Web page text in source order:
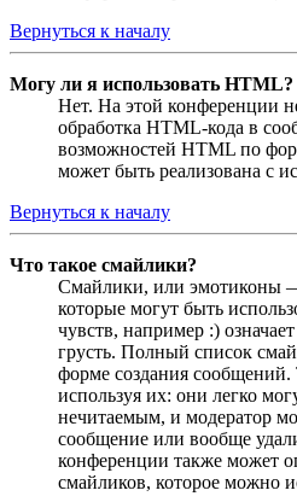
Вернуться к началу
Могу ли я использовать HTML?
Нет. На этой конференции
обработка HTML-кода в
возможностей HTML по
может быть реализована с
Вернуться к началу
Что такое смайлики?
Смайлики, или эмотиконы
которые могут быть
чувств, например :)
грусть. Полный список
форме создания сообщений.
используя их: они легко
нечитаемым, и модератор
сообщение или вообще
конференции также может
смайликов, которое можно